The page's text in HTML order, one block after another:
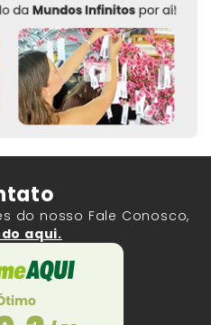
do nosso Fale Conosco,
aqui.